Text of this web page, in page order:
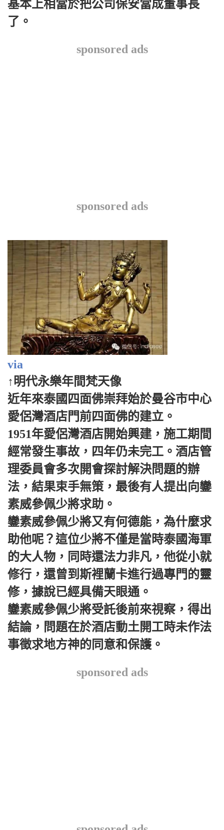
基本上相當於把公司保安當成董事長
了。
sponsored ads
sponsored ads
via
↑明代永樂年間梵天像
近年來泰國四面佛崇拜始於曼谷市中心
愛侶灣酒店門前四面佛的建立。
1951年愛侶灣酒店開始興建，施工期間
經常發生事故，四年仍未完工。酒店管
理委員會多次開會探討解決問題的辦
法，結果束手無策，最後有人提出向鑾
素威參佩少將求助。
鑾素威參佩少將又有何德能，為什麼求
助他呢？這位少將不僅是當時泰國海軍
的大人物，同時還法力非凡，他從小就
修行，還曾到斯裡蘭卡進行過專門的靈
修，據說已經具備天眼通。
鑾素威參佩少將受託後前來視察，得出
結論，問題在於酒店動土開工時未作法
事徵求地方神的同意和保護。
sponsored ads